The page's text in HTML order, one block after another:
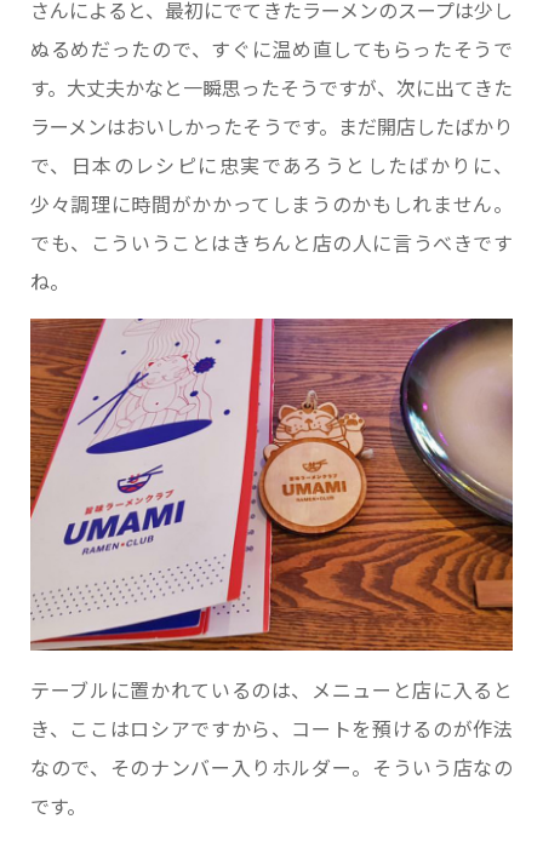
さんによると、最初にでてきたラーメンのスープは少し
ぬるめだったので、すぐに温め直してもらったそうで
す。大丈夫かなと一瞬思ったそうですが、次に出てきた
ラーメンはおいしかったそうです。まだ開店したばかり
で、日本のレシピに忠実であろうとしたばかりに、
少々調理に時間がかかってしまうのかもしれません。
でも、こういうことはきちんと店の人に言うべきです
ね。
テーブルに置かれているのは、メニューと店に入ると
き、ここはロシアですから、コートを預けるのが作法
なので、そのナンバー入りホルダー。そういう店なの
です。